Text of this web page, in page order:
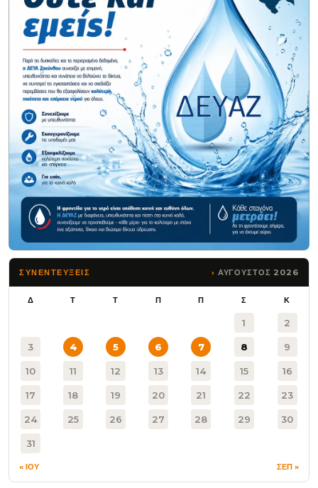
ΣΥΝΕΝΤΕΥΞΕΙΣ ΑΥΓΟΥΣΤΟΣ 2026
Δ Τ Τ Π Π Σ Κ
1 2
3 4 5 6 7 8 9
10 11 12 13 14 15 16
17 18 19 20 21 22 23
24 25 26 27 28 29 30
31
« ΙΟΥ ΣΕΠ »